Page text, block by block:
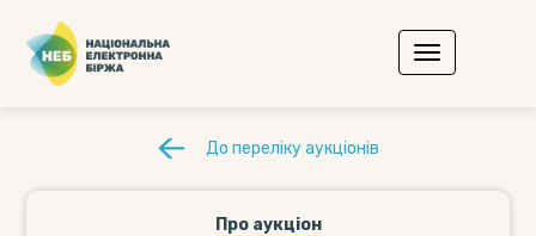
До переліку аукціонів
Про аукціон